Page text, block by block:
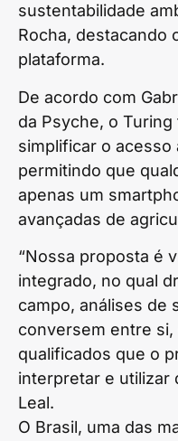
sustentabilidade
Rocha, destacando
plataforma.
De acordo com
da Psyche, o
simplificar o acesso
permitindo que
apenas um
avançadas de
“Nossa proposta é
integrado, no qual
campo, análises de
conversem entre
qualificados que o
interpretar e utilizar
Leal.
O Brasil, uma das